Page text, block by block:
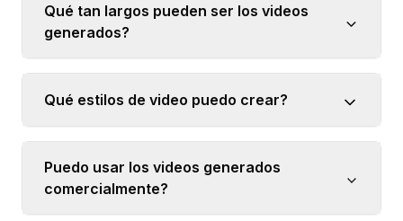
Qué tan largos pueden ser los videos
generados?
Qué estilos de video puedo crear?
Puedo usar los videos generados
comercialmente?